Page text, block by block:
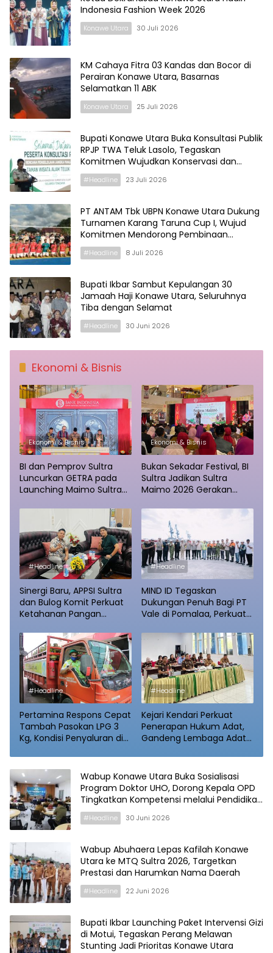
Indonesia Fashion Week 2026
Konawe Utara 30 Juli 2026
KM Cahaya Fitra 03 Kandas dan Bocor di
Perairan Konawe Utara, Basarnas
Selamatkan 11 ABK
Konawe Utara 25 Juli 2026
Bupati Konawe Utara Buka Konsultasi Publik
RPJP TWA Teluk Lasolo, Tegaskan
Komitmen Wujudkan Konservasi dan
Pariwisata Berkelanjutan
#Headline 23 Juli 2026
PT ANTAM Tbk UBPN Konawe Utara Dukung
Turnamen Karang Taruna Cup I, Wujud
Komitmen Mendorong Pembinaan
Generasi Muda Konawe Utara
#Headline 8 Juli 2026
Bupati Ikbar Sambut Kepulangan 30
Jamaah Haji Konawe Utara, Seluruhnya
Tiba dengan Selamat
#Headline 30 Juni 2026
Ekonomi & Bisnis
Ekonomi & Bisnis
BI dan Pemprov Sultra
Luncurkan GETRA pada
Launching Maimo Sultra
Ekonomi & Bisnis
Bukan Sekadar Festival, BI
Sultra Jadikan Sultra
Maimo 2026 Gerakan
#Headline
Sinergi Baru, APPSI Sultra
dan Bulog Komit Perkuat
Ketahanan Pangan
#Headline
MIND ID Tegaskan
Dukungan Penuh Bagi PT
Vale di Pomalaa, Perkuat
Hilirisasi Berkelanjutan
#Headline
Pertamina Respons Cepat
Tambah Pasokan LPG 3
Kg, Kondisi Penyaluran di
Berlangsung Kondusif
#Headline
Kejari Kendari Perkuat
Penerapan Hukum Adat,
Gandeng Lembaga Adat
Penanganan Perkara
Wabup Konawe Utara Buka Sosialisasi
Program Doktor UHO, Dorong Kepala OPD
Tingkatkan Kompetensi melalui Pendidikan
S3
#Headline 30 Juni 2026
Wabup Abuhaera Lepas Kafilah Konawe
Utara ke MTQ Sultra 2026, Targetkan
Prestasi dan Harumkan Nama Daerah
#Headline 22 Juni 2026
Bupati Ikbar Launching Paket Intervensi Gizi
di Motui, Tegaskan Perang Melawan
Stunting Jadi Prioritas Konawe Utara